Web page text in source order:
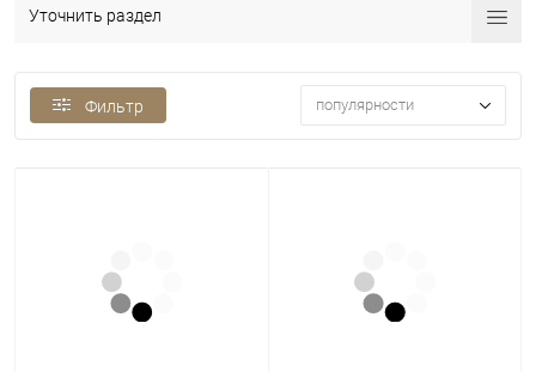
Уточнить раздел
Фильтр популярности